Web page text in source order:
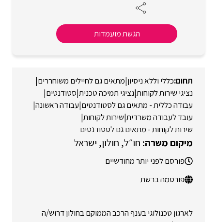
הגשת מועמדות
כללי וללא ניסיון|מתאים גם לחיילים משוחררים|
נציגי שירות לקוחות|נציגי תמיכה טכנית|סטודנטים|
עבודה כללית - מתאים גם לסטודנטים|עבודה ראשונה|
עובד לעבודה משרדית|שירות לקוחות|
שירות לקוחות - מתאים גם לסטודנטים
חו״ל חולון ישראל
פורסם לפני יותר מחודשיים
פורסמה ברשת
לארגון טכנולוגי בענף הרכב הממוקם בחולון דרוש/ה